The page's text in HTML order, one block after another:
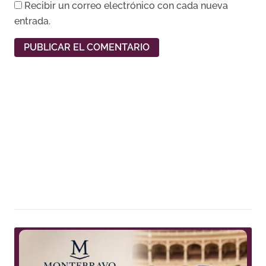
Recibir un correo electrónico con cada nueva
entrada.